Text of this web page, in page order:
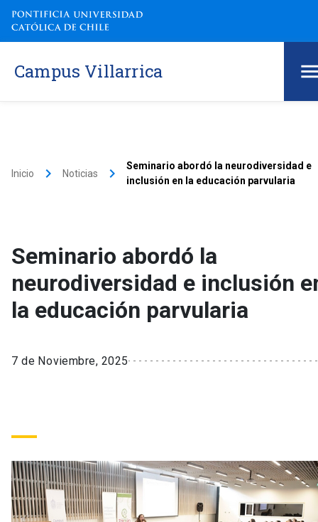
Campus Villarrica
Inicio keyboard_arrow_right Noticias keyboard_arrow_right
Seminario abordó la neurodiversidad e
inclusión en la educación parvularia
Seminario abordó la
neurodiversidad e inclusión
la educación parvularia
7 de Noviembre, 2025